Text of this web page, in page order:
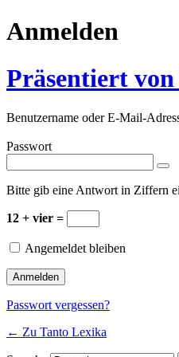
Anmelden
Präsentiert von
Benutzername oder E-Mail-
Passwort
Bitte gib eine Antwort in Ziffern
12 + vier =
Angemeldet bleiben
Passwort vergessen?
← Zu Tanto Lexika